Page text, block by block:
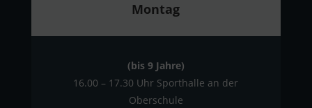
Montag
(bis 9 Jahre)
16.00 – 17.30 Uhr Sporthalle an der
Oberschule